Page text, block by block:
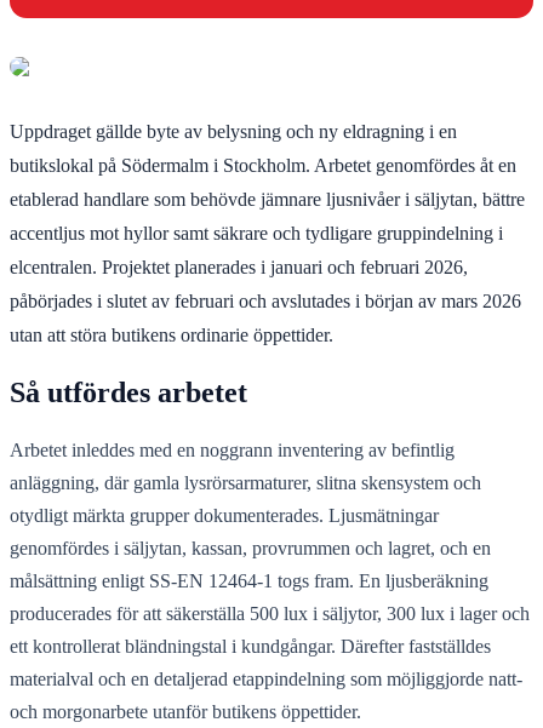
Uppdraget gällde byte av belysning och ny eldragning i en
butikslokal på Södermalm i Stockholm. Arbetet genomfördes åt en
etablerad handlare som behövde jämnare ljusnivåer i säljytan, bättre
accentljus mot hyllor samt säkrare och tydligare gruppindelning i
elcentralen. Projektet planerades i januari och februari 2026,
påbörjades i slutet av februari och avslutades i början av mars 2026
utan att störa butikens ordinarie öppettider.
Så utfördes arbetet
Arbetet inleddes med en noggrann inventering av befintlig
anläggning, där gamla lysrörsarmaturer, slitna skensystem och
otydligt märkta grupper dokumenterades. Ljusmätningar
genomfördes i säljytan, kassan, provrummen och lagret, och en
målsättning enligt SS‑EN 12464‑1 togs fram. En ljusberäkning
producerades för att säkerställa 500 lux i säljytor, 300 lux i lager och
ett kontrollerat bländningstal i kundgångar. Därefter fastställdes
materialval och en detaljerad etappindelning som möjliggjorde natt-
och morgonarbete utanför butikens öppettider.